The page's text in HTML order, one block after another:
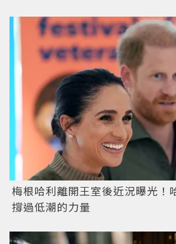
梅根哈利離開王室後近況曝光！
撐過低潮的力量